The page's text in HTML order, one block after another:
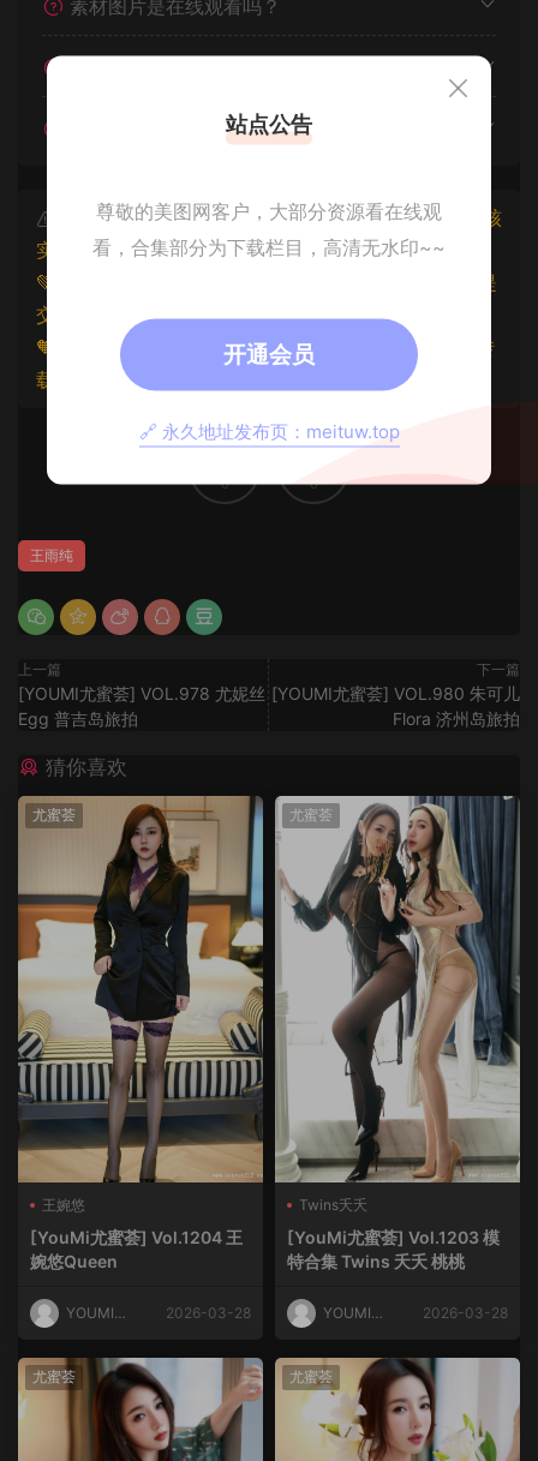
素材图片是在线观看吗？
遇见其他问题怎么办？
本文资源仅供个人参考学习，请勿批量搬运，一经核
实将封禁账号权限！
💚本文资源均来源网友分享，若侵犯了您的权益可以提
交工单处理。
🧡原文链接：
https://www.znjxg.com/1075.html
，转
载请注明出处。
0 0
王雨纯
上一篇
[YOUMI尤蜜荟] VOL.978 尤妮丝
Egg 普吉岛旅拍
下一篇
[YOUMI尤蜜荟] VOL.980 朱可儿
Flora 济州岛旅拍
猜你喜欢
尤蜜荟
王婉悠
[YouMi尤蜜荟] Vol.1204 王
婉悠Queen
YOUMI尤
2026-03-28
尤蜜荟
Twins夭夭
[YouMi尤蜜荟] Vol.1203 模
特合集 Twins 夭夭 桃桃
YOUMI尤
2026-03-28
尤蜜荟 尤蜜荟
站点公告
尊敬的美图网客户，大部分资源看在线观
看，合集部分为下载栏目，高清无水印~~
开通会员
🔗 永久地址发布页：meituw.top